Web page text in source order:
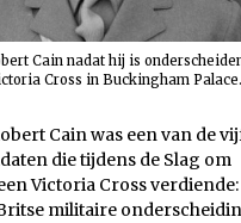
Cain nadat hij is
Cross in Buckingham Palace.
Cain was een van de
die tijdens de Slag om
Victoria Cross verdiende:
militaire